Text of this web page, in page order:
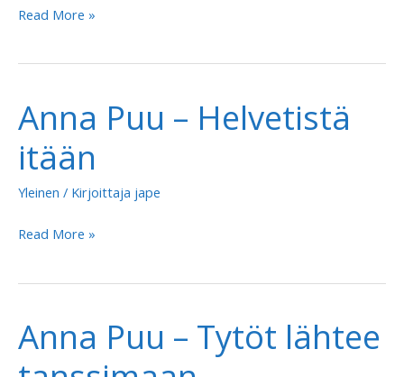
Anna
–
Read More »
Anna Puu – Helvetistä
itään
Yleinen / Kirjoittaja jape
Anna
–
itään
Read More »
Anna Puu – Tytöt lähtee